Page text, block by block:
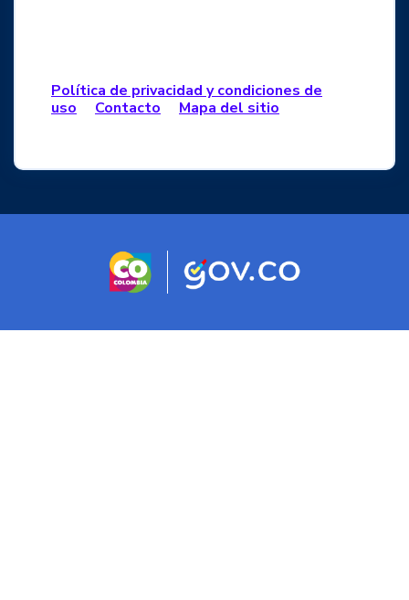
Política de privacidad y condiciones de
uso
Contacto Mapa del sitio
Logo marca Colombia